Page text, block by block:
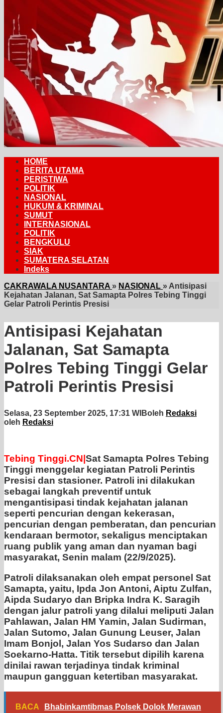
HOME
BERITA UTAMA
PERISTIWA
POLITIK
NASIONAL
HUKUM & KRIMINAL
SUMUT
INTERNASIONAL
POLITIK
BENGKULU
SIAK
SUMATERA SELATAN
Indeks
CAKRAWALA NUSANTARA » NASIONAL » Antisipasi
Kejahatan Jalanan, Sat Samapta Polres Tebing Tinggi
Gelar Patroli Perintis Presisi
Antisipasi Kejahatan
Jalanan, Sat Samapta
Polres Tebing Tinggi Gelar
Patroli Perintis Presisi
Selasa, 23 September 2025, 17:31 WIBoleh Redaksi
oleh Redaksi
Tebing Tinggi.CN| Sat Samapta Polres Tebing
Tinggi menggelar kegiatan Patroli Perintis
Presisi dan stasioner. Patroli ini dilakukan
sebagai langkah preventif untuk
mengantisipasi tindak kejahatan jalanan
seperti pencurian dengan kekerasan,
pencurian dengan pemberatan, dan pencurian
kendaraan bermotor, sekaligus menciptakan
ruang publik yang aman dan nyaman bagi
masyarakat, Senin malam (22/9/2025).
Patroli dilaksanakan oleh empat personel Sat
Samapta, yaitu, Ipda Jon Antoni, Aiptu Zulfan,
Aipda Sudaryo dan Bripka Indra K. Saragih
dengan jalur patroli yang dilalui meliputi Jalan
Pahlawan, Jalan HM Yamin, Jalan Sudirman,
Jalan Sutomo, Jalan Gunung Leuser, Jalan
Imam Bonjol, Jalan Yos Sudarso dan Jalan
Soekarno-Hatta. Titik tersebut dipilih karena
dinilai rawan terjadinya tindak kriminal
maupun gangguan ketertiban masyarakat.
BACA
Bhabinkamtibmas Polsek Dolok Merawan